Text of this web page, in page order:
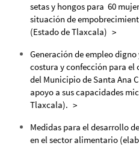
setas y hongos para 60
situación de
(Estado de Tlaxcala)
Generación de empleo
costura y confección para el
del Municipio de Santa Ana
apoyo a sus capacidades
Tlaxcala).
Medidas para el desarrollo
en el sector alimentario